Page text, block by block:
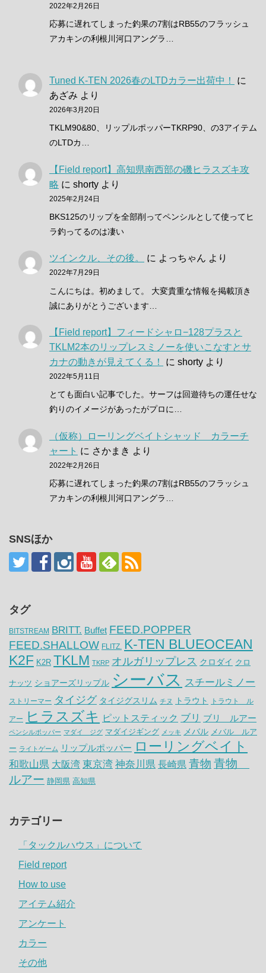
2022年2月26日
応募に遅れてしまった釣果の7割はRB55のフラッシュ
アカキンの利根川河口アングラ…
Tuned K-TEN 2026春のLTDカラー出荷中！
に
あざみ より
2026年3月20日
TKLM90&80、リップルポッパーTKRP90、の3アイテム
のLTDカ…
【Field report】高知県南西部の磯ヒラスズキ攻
略 に shorty より
2025年2月24日
BKS125のリップを全部削ってペンシルとして使ってヒ
ラ釣ってるのは凄い
ツインクル、その後。 に よっちゃん より
2022年7月29日
こんにちは。初めまして。 大変貴重な情報を掲載頂き
誠にありがとうございます…
【Field report】フィードシャロ−128プラスと
TKLM2本のリップレスミノーを使いこなすとサ
カナの動きが見えてくる！
に shorty より
2022年5月11日
とても面白い記事でした。サーフは回遊待ちの運任せな
釣りのイメージがあったがプロに…
（仮称）ローリングベイトシャッド カラーチ
ャート に さかまき より
2022年2月26日
応募に遅れてしまった釣果の7割はRB55のフラッシュ
アカキンの利根川河口アングラ…
SNSほか
タグ
BITSTREAM BRITT. Buffet FEED.POPPER
FEED.SHALLOW FLITZ.
K-TEN BLUEOCEAN
K2F K2R TKLM TKRP オルガリップレス クロダイ クロ
ナッツ ショアーズリップル シーバス スチールミノー
ストリーマー タイジグ タイジグスリム チヌ トラウト トラウト ル
アー ヒラスズキ ピットスティック ブリ ブリ ルアー
ペンシルポッパー マダイ ジグ マダイジギング メッキ メバル メバル ルア
ー ライトゲーム リップルポッパー ローリングベイト
和歌山県 大阪湾 東京湾 神奈川県 長崎県 青物 青物
ルアー 静岡県 高知県
カテゴリー
「タックルハウス」について
Field report
How to use
アイテム紹介
アンケート
カラー
その他